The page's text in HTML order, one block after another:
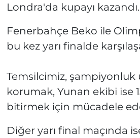
Londra'da kupayı kazandı.
Fenerbahçe Beko ile
bu kez yarı finalde
Temsilcimiz, şampiyonluk
korumak, Yunan ekibi ise
bitirmek için mücadele
Diğer yarı final maçında